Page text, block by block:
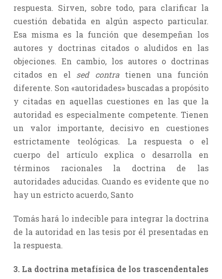
respuesta. Sirven, sobre todo, para clarificar la
cuestión debatida en algún aspecto particular.
Esa misma es la función que desempeñan los
autores y doctrinas citados o aludidos en las
objeciones. En cambio, los autores o doctrinas
citados en el sed contra tienen una función
diferente. Son «autoridades» buscadas a propósito
y citadas en aquellas cuestiones en las que la
autoridad es especialmente competente. Tienen
un valor importante, decisivo en cuestiones
estrictamente teológicas. La respuesta o el
cuerpo del artículo explica o desarrolla en
términos racionales la doctrina de las
autoridades aducidas. Cuando es evidente que no
hay un estricto acuerdo, Santo
Tomás hará lo indecible para integrar la doctrina
de la autoridad en las tesis por él presentadas en
la respuesta.
3. La doctrina metafísica de los trascendentales